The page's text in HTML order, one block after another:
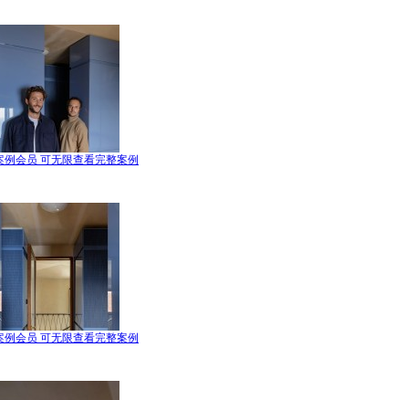
例会员 可无限查看完整案例
例会员 可无限查看完整案例